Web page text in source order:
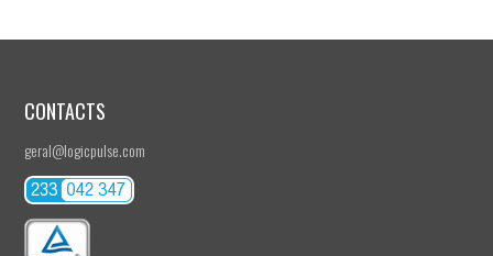
CONTACTS
geral@logicpulse.com